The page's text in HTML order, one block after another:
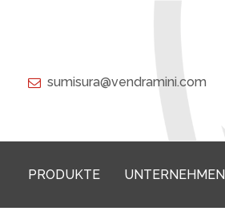
sumisura@vendramini.com
PRODUKTE UNTERNEHMEN